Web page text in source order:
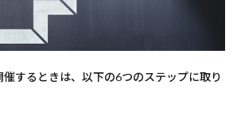
するときは、以下の6つのステップに取り